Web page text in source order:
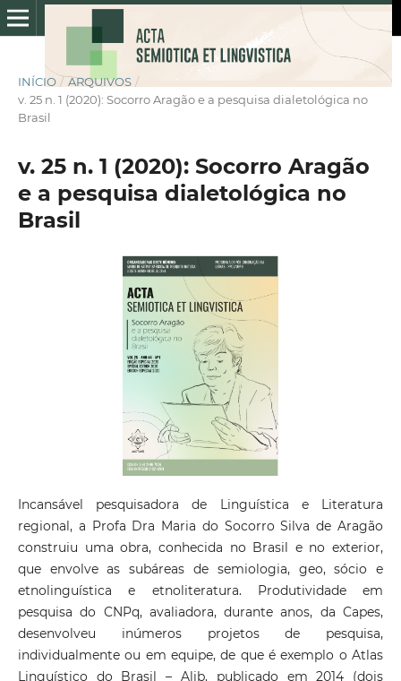
INÍCIO / ARQUIVOS /
v. 25 n. 1 (2020): Socorro Aragão e a pesquisa dialetológica no
Brasil
v. 25 n. 1 (2020): Socorro Aragão
e a pesquisa dialetológica no
Brasil
Incansável pesquisadora de Linguística e Literatura
regional, a Profa Dra Maria do Socorro Silva de Aragão
construiu uma obra, conhecida no Brasil e no exterior,
que envolve as subáreas de semiologia, geo, sócio e
etnolinguística e etnoliteratura. Produtividade em
pesquisa do CNPq, avaliadora, durante anos, da Capes,
desenvolveu inúmeros projetos de pesquisa,
individualmente ou em equipe, de que é exemplo o Atlas
Linguístico do Brasil – Alib, publicado em 2014 (dois